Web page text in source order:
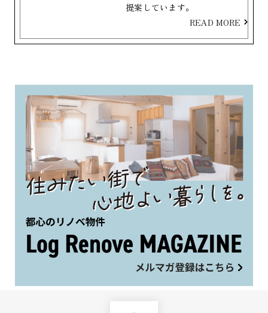
提案しています。
READ MORE